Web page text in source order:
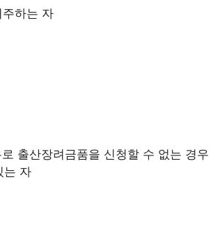
하는 자
출산장려금품을 신청할 수 없는 경우
는 자